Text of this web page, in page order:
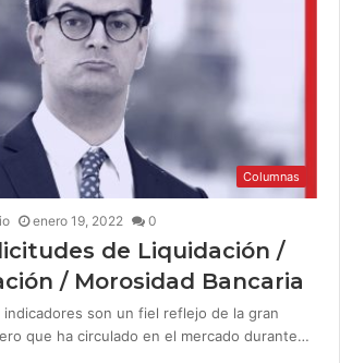
Columnas
enero 19, 2022 0
de Liquidación /
/ Morosidad Bancaria
indicadores son un fiel reflejo de la gran
que ha circulado en el mercado durante…